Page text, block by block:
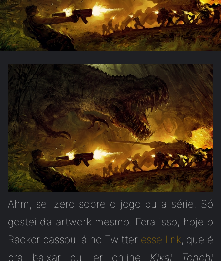
Ahm, sei zero sobre o jogo ou a série. Só
gostei da artwork mesmo. Fora isso, hoje o
Rackor passou lá no Twitter esse link, que é
pra baixar ou ler online Kikai Tonchi